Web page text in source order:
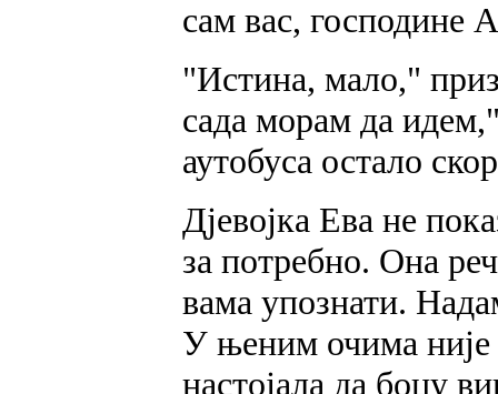
сам вас, господине
"Истина, мало,"
сада морам да
аутобуса остало
Дјевојка Ева не
за потребно. Она
вама упознати.
У њеним очима није
настојала да боцу